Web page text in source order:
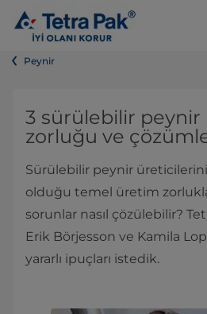
Peynir
3 sürülebilir
zorluğu ve
Sürülebilir peynir
olduğu temel üretim
sorunlar nasıl çözülebilir?
Erik Börjesson ve Kamila
yararlı ipuçları istedik.